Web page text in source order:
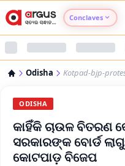
Conclaves
Argus
Argus
Odisha Kotpad-bjp-
ODISHA
କାହିଁକି ଚାଉଳ ବିତରଣ
ସରକାରଙ୍କ ବୋର୍ଡ
କୋଟପାଡ଼ ବିଜେପ